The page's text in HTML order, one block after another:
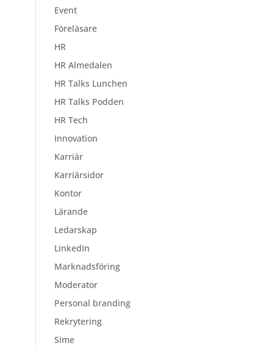
Event
Föreläsare
HR
HR Almedalen
HR Talks Lunchen
HR Talks Podden
HR Tech
Innovation
Karriär
Karriärsidor
Kontor
Lärande
Ledarskap
LinkedIn
Marknadsföring
Moderator
Personal branding
Rekrytering
Sime